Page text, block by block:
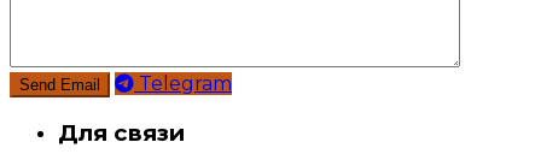
Telegram
Для связи